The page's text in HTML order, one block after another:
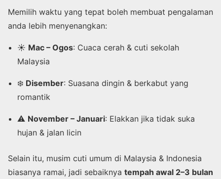
Memilih waktu yang tepat boleh membuat pengalaman
anda lebih menyenangkan:
☀️ Mac – Ogos: Cuaca cerah & cuti sekolah
Malaysia
❄️ Disember: Suasana dingin & berkabut yang
romantik
⚠️ November – Januari: Elakkan jika tidak suka
hujan & jalan licin
Selain itu, musim cuti umum di Malaysia & Indonesia
biasanya ramai, jadi sebaiknya tempah awal 2–3 bulan